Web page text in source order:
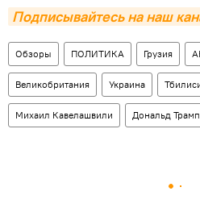
Подписывайтесь на наш
Обзоры ПОЛИТИКА Грузия
Великобритания Украина
Михаил Кавелашвили Дональд Трамп